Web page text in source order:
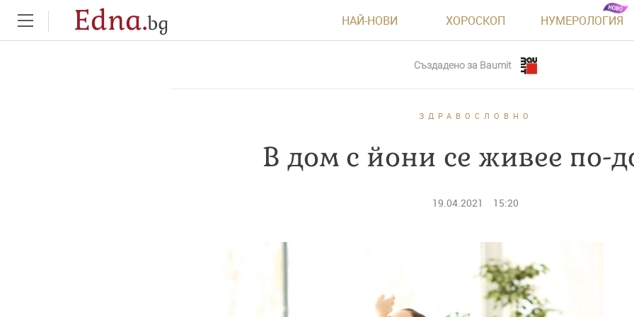
Edna.bg НАЙ-НОВИ ХОРОСКОП НУМЕРОЛОГИЯ
Създадено за Baumit
ЗДРАВОСЛОВНО
В дом с йони се живее по-
19.04.2021 15:20